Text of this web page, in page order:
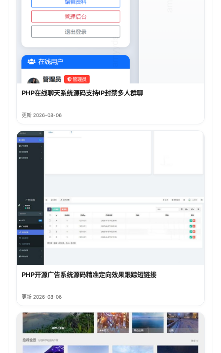
PHP在线聊天系统源码支持IP封禁多人群聊
更新 2026-08-06
PHP开源广告系统源码精准定向效果跟踪短链接
更新 2026-08-06